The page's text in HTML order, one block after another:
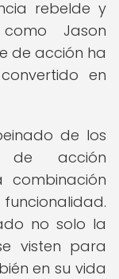
rebelde y
Jason
de acción ha
en
de los
de acción
combinación
no solo la
visten para
en su vida